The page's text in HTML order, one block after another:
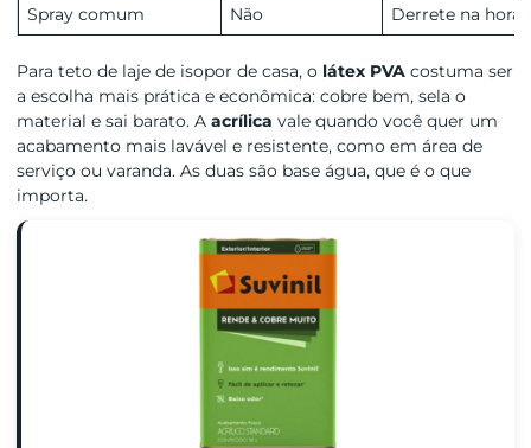
Spray comum Não Derrete na
Para teto de laje de isopor de casa, o látex PVAcostuma ser
a escolha mais prática e econômica: cobre bem, sela o
material e sai barato. A acrílica vale quando você quer um
acabamento mais lavável e resistente, como em área de
serviço ou varanda. As duas são base água, que é o que
importa.